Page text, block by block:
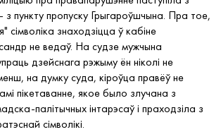
з пункту пропуску Грыгароўшчына. Пра тое,
знаходзіцца ў кабіне
не ведаў. На судзе мужчына
дзейснага рэжыму ён ніколі не
на думку суда, кіроўца правёў не
пікетаванне, якое было злучана з
палітычных інтарэсаў і праходзіла з
сімволікі.